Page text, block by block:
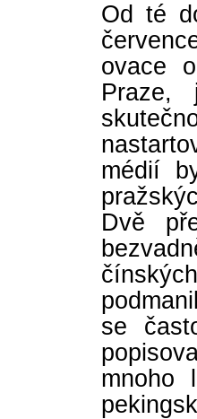
Od té
ovace
Praze,
médií
Dvě
se
mnoho